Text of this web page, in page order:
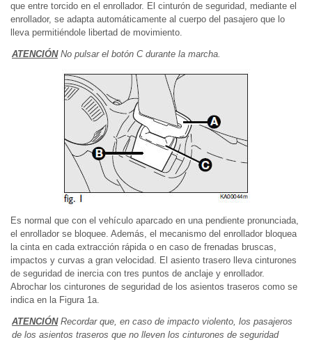
que entre torcido en el enrollador. El cinturón de seguridad, mediante el
enrollador, se adapta automáticamente al cuerpo del pasajero que lo
lleva permitiéndole libertad de movimiento.
ATENCIÓNNo pulsar el botón C durante la marcha.
Es normal que con el vehículo aparcado en una pendiente pronunciada,
el enrollador se bloquee. Además, el mecanismo del enrollador bloquea
la cinta en cada extracción rápida o en caso de frenadas bruscas,
impactos y curvas a gran velocidad. El asiento trasero lleva cinturones
de seguridad de inercia con tres puntos de anclaje y enrollador.
Abrochar los cinturones de seguridad de los asientos traseros como se
indica en la Figura 1a.
ATENCIÓNRecordar que, en caso de impacto violento, los pasajeros
de los asientos traseros que no lleven los cinturones de seguridad